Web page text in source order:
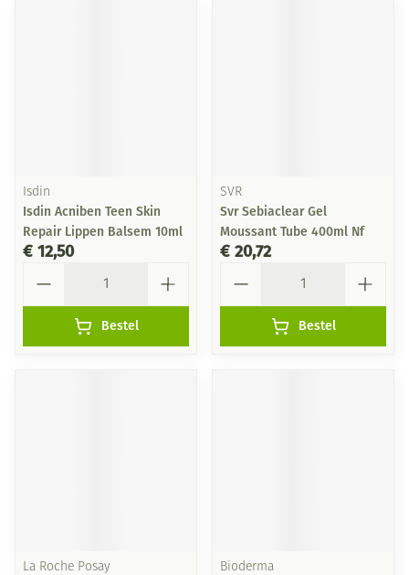
Isdin
Isdin Acniben Teen Skin
Repair Lippen Balsem 10ml
€ 12,50
Bestel
SVR
Svr Sebiaclear Gel
Moussant Tube 400ml Nf
€ 20,72
Bestel
La Roche Posay Bioderma